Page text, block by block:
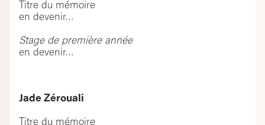
Titre du mémoire
en devenir…
Stage de première année
en devenir…
Jade Zérouali
Titre du mémoire